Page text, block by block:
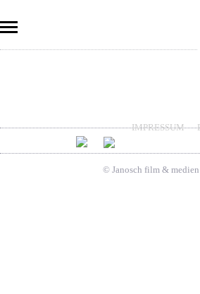
IMPRESSUM
© Janosch film & medien